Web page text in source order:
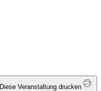
Diese Veranstaltung drucken